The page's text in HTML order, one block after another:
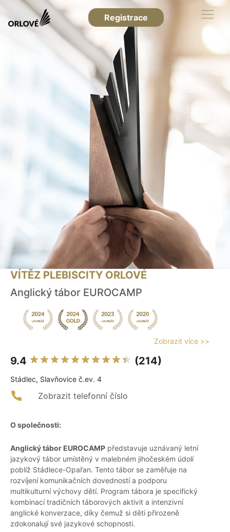
Registrace
VÍTĚZ PLEBISCITY ORLOVÉ
Anglický tábor EUROCAMP
Zobrazit více >>
9.4 (214)
Stádlec, Slavňovice č.ev. 4
Zobrazit telefonní číslo
O společnosti:
Anglický tábor EUROCAMP představuje uznávaný letní
jazykový tábor umístěný v malebném jihočeském údolí
poblíž Stádlece-Opařan. Tento tábor se zaměřuje na
rozvíjení komunikačních dovedností a podporu
multikulturní výchovy dětí. Program tábora je specifický
kombinací tradičních táborových aktivit a intenzivní
anglické konverzace, díky čemuž si děti přirozeně
zdokonalují své jazykové schopnosti.